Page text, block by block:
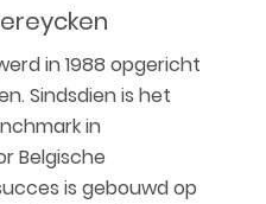
in 1988 opgericht
Sindsdien is het
in
Belgische
is gebouwd op